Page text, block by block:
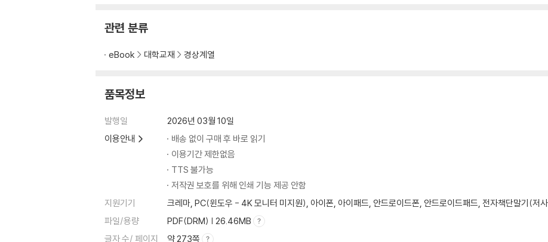
관련 분류
eBook 대학교재 경상계열
품목정보
발행일
2026년 03월 10일
이용안내
배송 없이 구매 후 바로 읽기
이용기간 제한없음
TTS 불가능
저작권 보호를 위해 인쇄 기능 제공 안함
지원기기
크레마, PC(윈도우 - 4K 모니터 미지원), 아이폰, 아이패드, 안드로이드폰, 안드로이드패드, 전자책단말기(저
파일/용량
PDF(DRM) | 26.46MB
글자 수/ 페이지
약 273쪽